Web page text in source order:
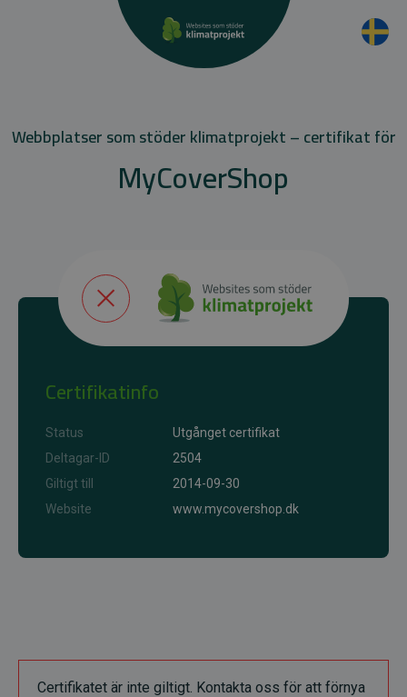
Webbplatser som stöder klimatprojekt – certifikat för
MyCoverShop
Certifikatinfo
Status
Utgånget certifikat
Deltagar-ID
2504
Giltigt till
2014-09-30
Website
www.mycovershop.dk
Certifikatet är inte giltigt. Kontakta oss för att förnya